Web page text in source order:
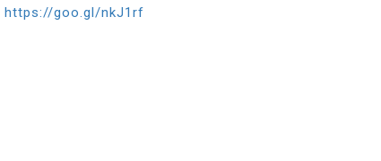
https://goo.gl/nkJ1rf